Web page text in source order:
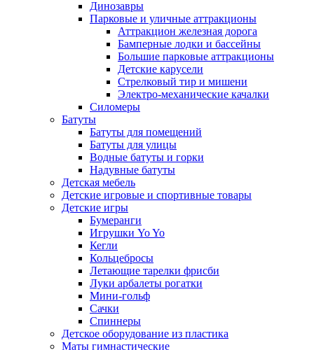
Динозавры
Парковые и уличные аттракционы
Аттракцион железная дорога
Бамперные лодки и бассейны
Большие парковые аттракционы
Детские карусели
Стрелковый тир и мишени
Электро-механические качалки
Силомеры
Батуты
Батуты для помещений
Батуты для улицы
Водные батуты и горки
Надувные батуты
Детская мебель
Детские игровые и спортивные товары
Детские игры
Бумеранги
Игрушки Yo Yo
Кегли
Кольцебросы
Летающие тарелки фрисби
Луки арбалеты рогатки
Мини-гольф
Сачки
Спиннеры
Детское оборудование из пластика
Маты гимнастические